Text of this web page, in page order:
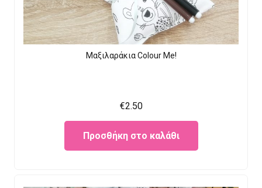
Μαξιλαράκια Colour Me!
€2.50
Προσθήκη στο καλάθι